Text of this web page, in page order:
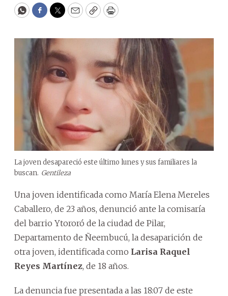
WhatsApp
Facebook
Twitter
EmailCopyPrint
La joven desapareció este último lunes y sus familiares la
buscan. Gentileza
Una joven identificada como María Elena Mereles
Caballero, de 23 años, denunció ante la comisaría
del barrio Ytororó de la ciudad de Pilar,
Departamento de Ñeembucú, la desaparición de
otra joven, identificada como Larisa Raquel
Reyes Martínez, de 18 años.
La denuncia fue presentada a las 18:07 de este